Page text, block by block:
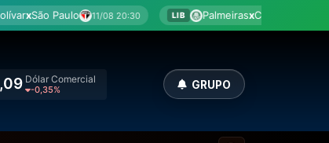
08 20:30 LIB Palmeiras x Cerro Porteño 12/08 18:00
Dólar Comercial
-0,35% GRUPO